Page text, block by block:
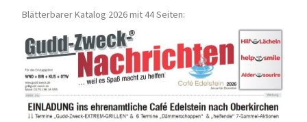
Blätterbarer Katalog 2026 mit 44 Seiten: